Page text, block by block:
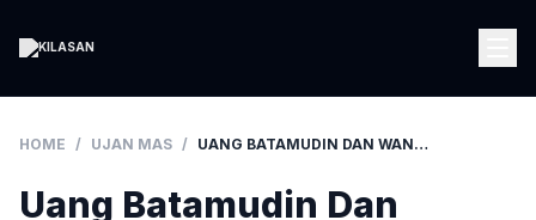
HOME / UJAN MAS / UANG BATAMUDIN DAN WANTO DALAM LEMARI IKUT TERBAKAR
Uang Batamudin Dan